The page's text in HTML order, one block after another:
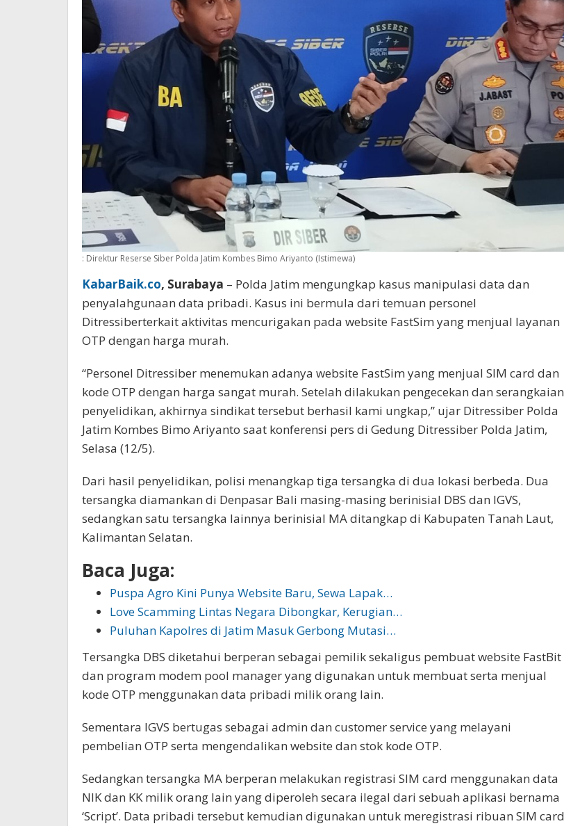
: Direktur Reserse Siber Polda Jatim Kombes Bimo Ariyanto (Istimewa)
KabarBaik.co, Surabaya – Polda Jatim mengungkap kasus manipulasi data dan
penyalahgunaan data pribadi. Kasus ini bermula dari temuan personel
Ditressiberterkait aktivitas mencurigakan pada website FastSim yang menjual layanan
OTP dengan harga murah.
“Personel Ditressiber menemukan adanya website FastSim yang menjual SIM card dan
kode OTP dengan harga sangat murah. Setelah dilakukan pengecekan dan serangkaian
penyelidikan, akhirnya sindikat tersebut berhasil kami ungkap,” ujar Ditressiber Polda
Jatim Kombes Bimo Ariyanto saat konferensi pers di Gedung Ditressiber Polda Jatim,
Selasa (12/5).
Dari hasil penyelidikan, polisi menangkap tiga tersangka di dua lokasi berbeda. Dua
tersangka diamankan di Denpasar Bali masing-masing berinisial DBS dan IGVS,
sedangkan satu tersangka lainnya berinisial MA ditangkap di Kabupaten Tanah Laut,
Kalimantan Selatan.
Baca Juga:
Puspa Agro Kini Punya Website Baru, Sewa Lapak…
Love Scamming Lintas Negara Dibongkar, Kerugian…
Puluhan Kapolres di Jatim Masuk Gerbong Mutasi…
Tersangka DBS diketahui berperan sebagai pemilik sekaligus pembuat website FastBit
dan program modem pool manager yang digunakan untuk membuat serta menjual
kode OTP menggunakan data pribadi milik orang lain.
Sementara IGVS bertugas sebagai admin dan customer service yang melayani
pembelian OTP serta mengendalikan website dan stok kode OTP.
Sedangkan tersangka MA berperan melakukan registrasi SIM card menggunakan data
NIK dan KK milik orang lain yang diperoleh secara ilegal dari sebuah aplikasi bernama
‘Script’. Data pribadi tersebut kemudian digunakan untuk meregistrasi ribuan SIM card